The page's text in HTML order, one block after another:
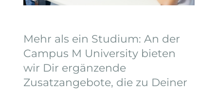
Mehr als ein Studium: An der
Campus M University bieten
wir Dir ergänzende
Zusatzangebote, die zu Deiner